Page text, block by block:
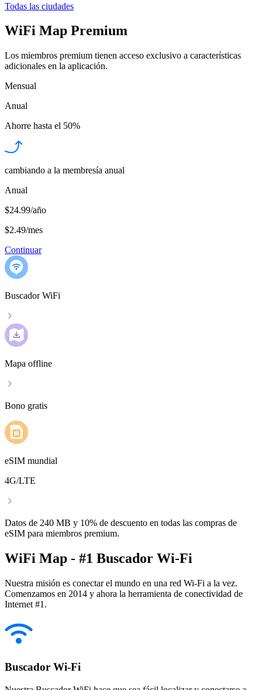
Todas las ciudades
WiFi Map Premium
Los miembros premium tienen acceso exclusivo a características
adicionales en la aplicación.
Mensual
Anual
Ahorre hasta el 50%
cambiando a la membresía anual
Anual
$24.99/año
$2.49/mes
Continuar
Buscador WiFi
Mapa offline
Bono gratis
eSIM mundial
4G/LTE
Datos de 240 MB y 10% de descuento en todas las compras de
eSIM para miembros premium.
WiFi Map - #1 Buscador Wi-Fi
Nuestra misión es conectar el mundo en una red Wi-Fi a la vez.
Comenzamos en 2014 y ahora la herramienta de conectividad de
Internet #1.
Buscador Wi-Fi